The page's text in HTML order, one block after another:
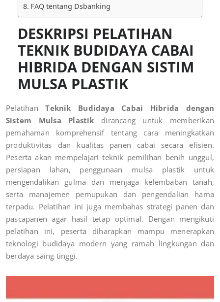
FAQ tentang Dsbanking
DESKRIPSI PELATIHAN
TEKNIK BUDIDAYA CABAI
HIBRIDA DENGAN SISTIM
MULSA PLASTIK
PelatihanTeknik Budidaya Cabai Hibrida dengan
Sistem Mulsa Plastik dirancang untuk memberikan
pemahaman komprehensif tentang cara meningkatkan
produktivitas dan kualitas panen cabai secara efisien.
Peserta akan mempelajari teknik pemilihan benih unggul,
persiapan lahan, penggunaan mulsa plastik untuk
mengendalikan gulma dan menjaga kelembaban tanah,
serta manajemen pemupukan dan pengendalian hama
terpadu. Pelatihan ini juga membahas strategi panen dan
pascapanen agar hasil tetap optimal. Dengan mengikuti
pelatihan ini, peserta diharapkan mampu menerapkan
teknologi budidaya modern yang ramah lingkungan dan
berdaya saing tinggi.